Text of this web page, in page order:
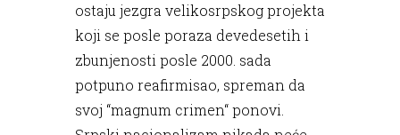
ostaju jezgra velikosrpskog projekta
koji se posle poraza devedesetih i
zbunjenosti posle 2000. sada
potpuno reafirmisao, spreman da
svoj “magnum crimen“ ponovi.